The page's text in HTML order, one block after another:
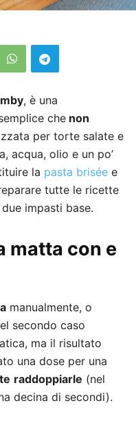
, è ​una
che non
per torte salate e
acqua, olio e un po’
la pasta brisée e
tutte le ricette
impasti base.
matta con e
manualmente, o
secondo caso
ma il risultato
una dose per una
raddoppiarle (nel
decina di secondi).